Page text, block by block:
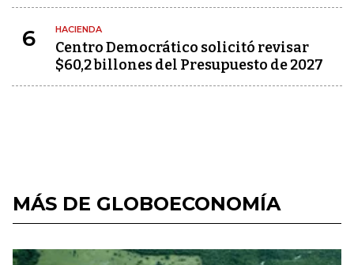
6 HACIENDA
Centro Democrático solicitó revisar
$60,2 billones del Presupuesto de 2027
MÁS DE GLOBOECONOMÍA